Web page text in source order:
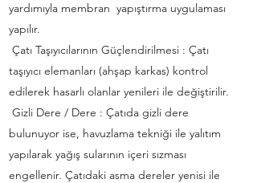
yardımıyla membran yapıştırma uygulaması
yapılır.
Çatı Taşıyıcılarının Güçlendirilmesi : Çatı
taşıyıcı elemanları (ahşap karkas) kontrol
edilerek hasarlı olanlar yenileri ile değiştirilir.
Gizli Dere / Dere : Çatıda gizli dere
bulunuyor ise, havuzlama tekniği ile yalıtım
yapılarak yağış sularının içeri sızması
engellenir. Çatıdaki asma dereler yenisi ile